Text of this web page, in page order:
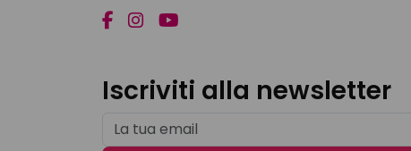
Iscriviti alla newsletter